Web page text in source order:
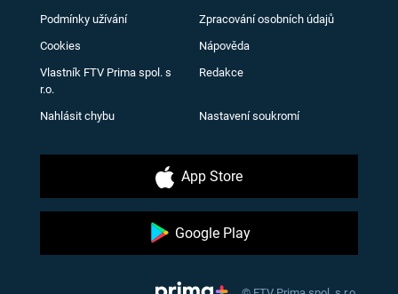
Podmínky užívání Zpracování osobních údajů
Cookies Nápověda
Vlastník FTV Prima spol. s
r.o.
Redakce
Nahlásit chybu Nastavení soukromí
App Store
Google Play